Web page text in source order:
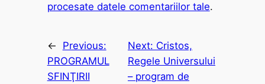
procesate datele comentariilor tale.
←
Previous:
PROGRAMUL
SFINŢIRII
Next: Cristos,
Regele Universului
– program de